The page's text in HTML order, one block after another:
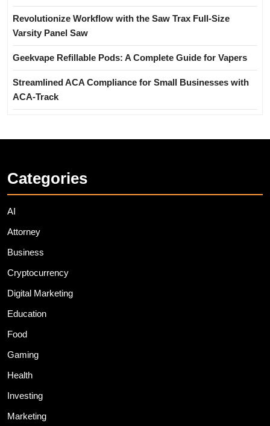
Revolutionize Workflow with the Saw Trax Full-Size
Varsity Panel Saw
Geekvape Refillable Pods: A Complete Guide for Vapers
Streamlined ACA Compliance for Small Businesses with
ACA-Track
Categories
AI
Attorney
Business
Cryptocurrency
Digital Marketing
Education
Food
Gaming
Health
Investing
Marketing